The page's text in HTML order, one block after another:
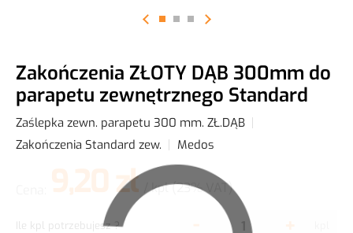
Zakończenia ZŁOTY DĄB 300mm do
parapetu zewnętrznego Standard
Zaślepka zewn. parapetu 300 mm. ZŁ.DĄB
Zakończenia Standard zew.
Medos
9,20 zł / kpl(23% VAT)
Ile kpl potrzebujesz ?